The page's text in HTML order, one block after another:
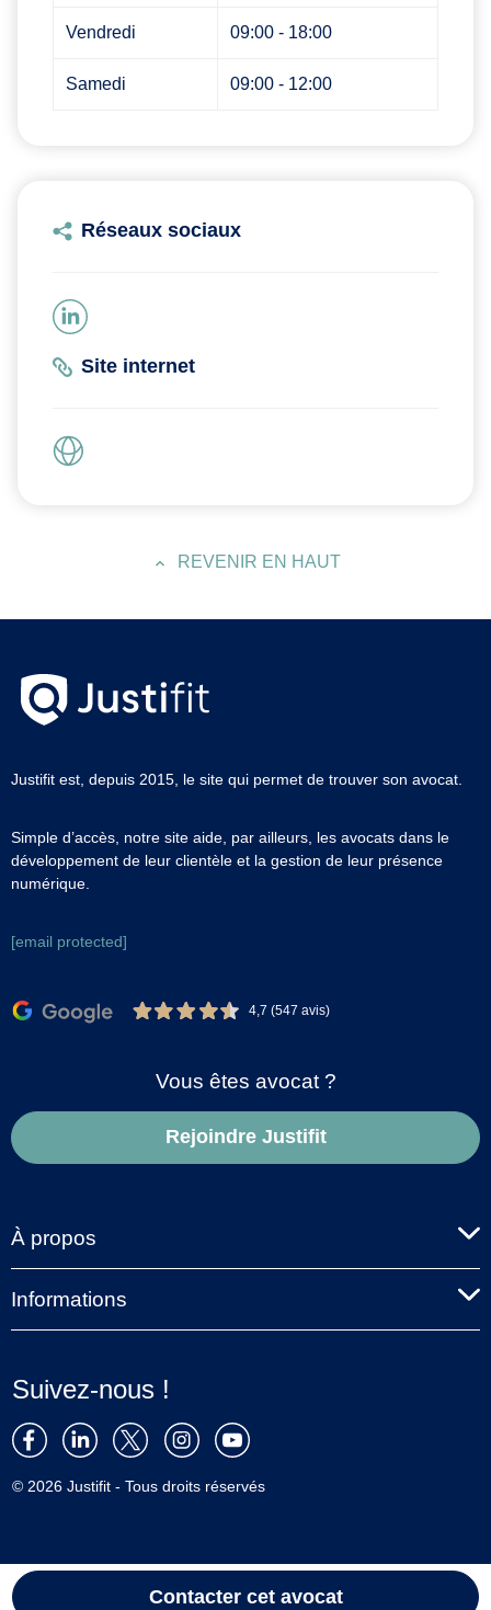
Vendredi 09:00 - 18:00
Samedi 09:00 - 12:00
Réseaux sociaux
Site internet
REVENIR EN HAUT
Contacter cet avocat
Justifit est, depuis 2015, le site qui permet de trouver son avocat.
Simple d’accès, notre site aide, par ailleurs, les avocats dans le
développement de leur clientèle et la gestion de leur présence
numérique.
[email protected]
4,7 (547 avis)
Vous êtes avocat ?
Rejoindre Justifit
À propos
Informations
Suivez-nous !
© 2026 Justifit - Tous droits réservés